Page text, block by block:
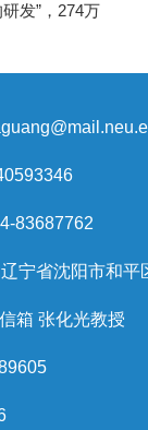
发”，274万
83687762
辽宁省沈阳市和平
箱 张化光教授